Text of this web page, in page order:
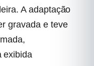
A adaptação
gravada e teve
exibida